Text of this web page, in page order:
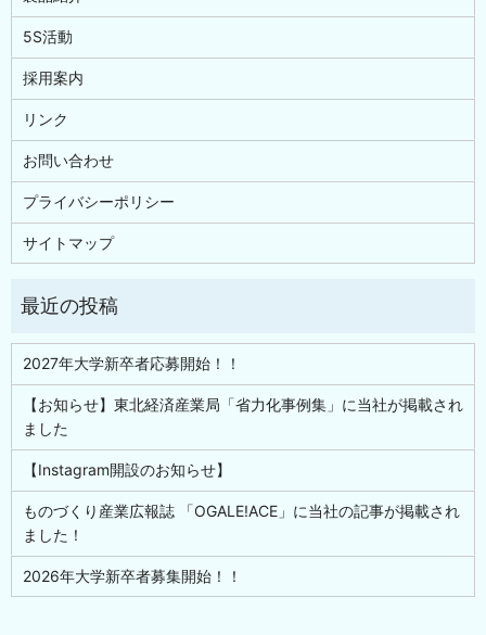
5S活動
採用案内
リンク
お問い合わせ
プライバシーポリシー
サイトマップ
2027年大学新卒者応募開始！！
【お知らせ】東北経済産業局「省力化事例集」に当社が掲載され
ました
【Instagram開設のお知らせ】
ものづくり産業広報誌 「OGALE!ACE」に当社の記事が掲載され
ました！
2026年大学新卒者募集開始！！